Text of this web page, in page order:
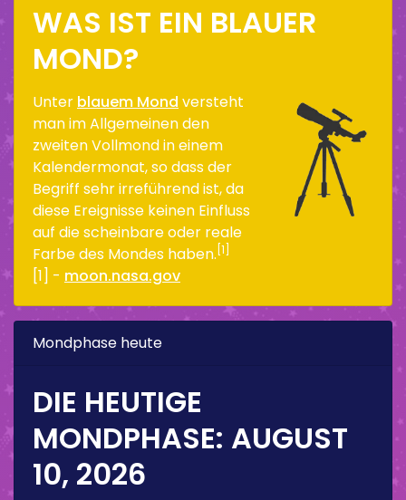
WAS IST EIN BLAUER
MOND?
Unter blauem Mond versteht
man im Allgemeinen den
zweiten Vollmond in einem
Kalendermonat, so dass der
Begriff sehr irreführend ist, da
diese Ereignisse keinen Einfluss
auf die scheinbare oder reale
Farbe des Mondes haben. [1]
[1] - moon.nasa.gov
Mondphase heute
DIE HEUTIGE
MONDPHASE: AUGUST
10, 2026